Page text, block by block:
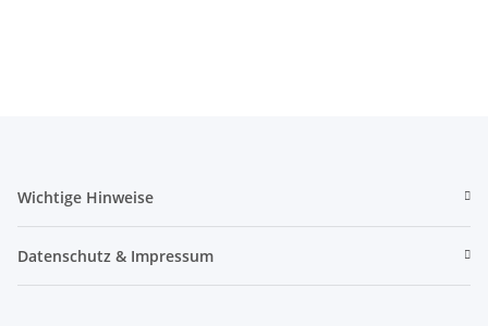
Wichtige Hinweise
Datenschutz & Impressum